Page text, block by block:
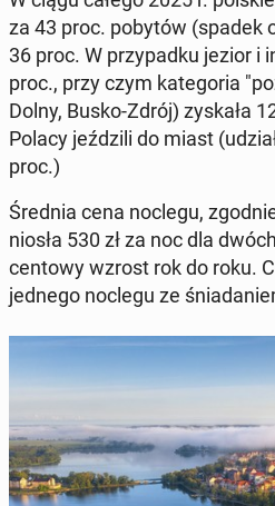
za 43 proc. pobytów (spadek
36 proc. W przy­pad­ku jezior i
proc., przy czym ka­te­go­ria
Dolny, Busko-Zdrój) zyskała
Polacy jeź­dzi­li do miast
proc.)
Średnia cena noclegu,
nio­sła 530 zł za noc dla
cen­to­wy wzrost rok do roku.
jednego noclegu ze